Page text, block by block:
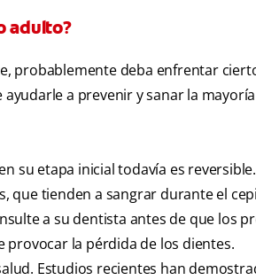
adulto?
probablemente deba enfrentar
a prevenir y sanar la
su etapa inicial todavía es
que tienden a sangrar durante el
a su dentista antes de que los
provocar la pérdida de los dientes.
Estudios recientes han